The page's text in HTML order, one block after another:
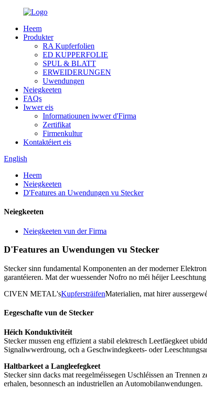
Heem
Produkter
RA Kupferfolien
ED KUPPERFOLIE
SPUL & BLATT
ERWEIDERUNGEN
Uwendungen
Neiegkeeten
FAQs
Iwwer eis
Informatiounen iwwer d'Firma
Zertifikat
Firmenkultur
Kontaktéiert eis
English
Heem
Neiegkeeten
D'Features an Uwendungen vu Stecker
Neiegkeeten
Neiegkeeten vun der Firma
D'Features an Uwendungen vu Stecker
Stecker sinn fundamental Komponenten an der moderner
garantéieren. Mat der wuessender Nofro no méi héijer
CIVEN METAL'sKupfersträifenMaterialien, mat hirer
Eegeschafte vun de Stecker
Héich Konduktivitéit
Stecker mussen eng effizient a stabil elektresch Leetfäegkeet
Signaliwwerdroung, och a Geschwindegkeets- oder
Haltbarkeet a Langleefegkeet
Stecker sinn dacks mat reegelméissegen Uschléissen an
erhalen, besonnesch an industriellen an Automobilanwendungen.